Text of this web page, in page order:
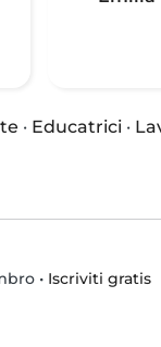
· Educatrici ·
• Iscriviti gratis